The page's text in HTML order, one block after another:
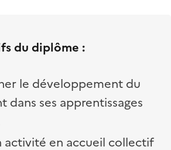
du diplôme :
le développement du
dans ses apprentissages
activité en accueil collectif